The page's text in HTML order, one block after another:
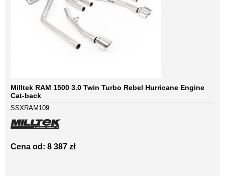
Milltek RAM 1500 3.0 Twin Turbo Rebel Hurricane Engine
Cat-back
SSXRAM109
Cena od: 8 387 zł